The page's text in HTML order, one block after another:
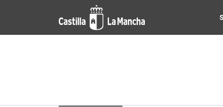
Pasar al contenido principal
Noticias de la región de